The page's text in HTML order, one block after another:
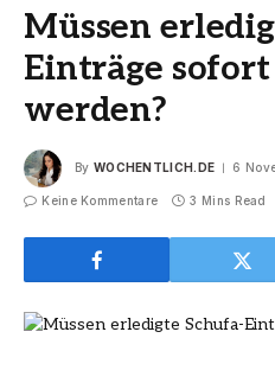
Müssen
Einträge
werden?
By WOCHENTLICH.DE 6
Keine Kommentare 3 Mins Read